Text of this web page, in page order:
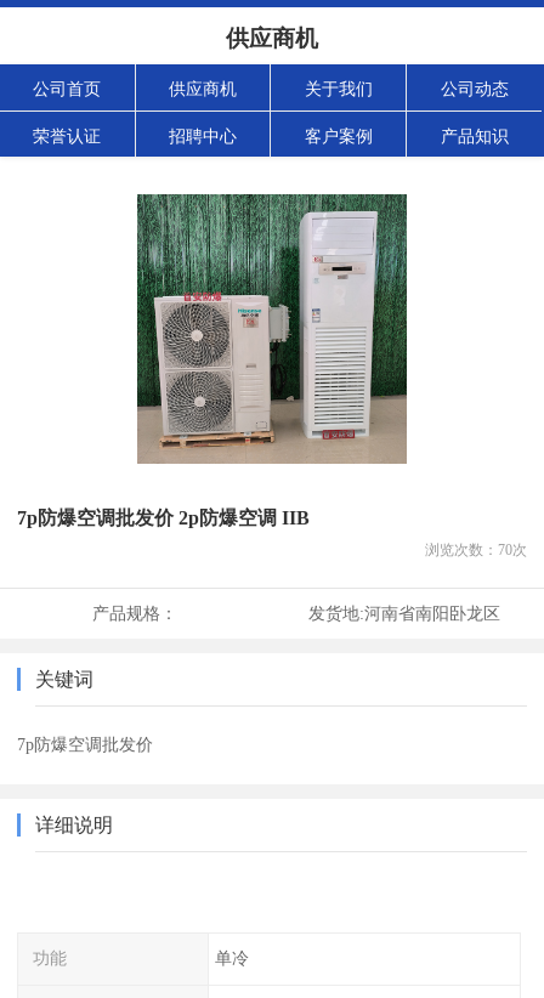
供应商机
公司首页 供应商机 关于我们 公司动态
荣誉认证 招聘中心 客户案例 产品知识
7p防爆空调批发价 2p防爆空调 IIB
浏览次数： 70次
产品规格： 发货地:河南省南阳卧龙区
关键词
7p防爆空调批发价
详细说明
功能 单冷